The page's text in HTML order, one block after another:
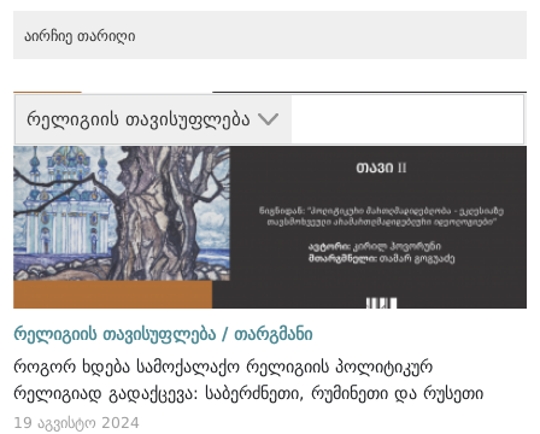
რელიგიის თავისუფლება
რელიგიის თავისუფლება / თარგმანი
როგორ ხდება სამოქალაქო რელიგიის პოლიტიკურ
რელიგიად გადაქცევა: საბერძნეთი, რუმინეთი და რუსეთი
19 აგვისტო 2024